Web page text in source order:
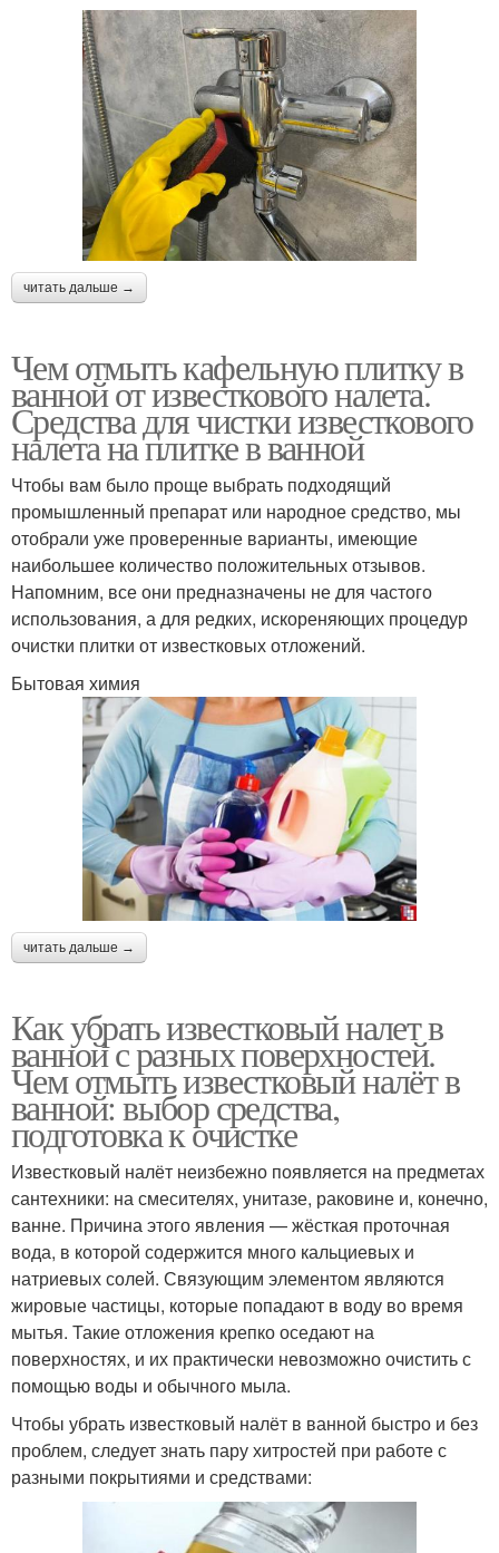
читать дальше →
Чем отмыть кафельную плитку в
ванной от известкового налета.
Средства для чистки известкового
налета на плитке в ванной
Чтобы вам было проще выбрать подходящий
промышленный препарат или народное средство, мы
отобрали уже проверенные варианты, имеющие
наибольшее количество положительных отзывов.
Напомним, все они предназначены не для частого
использования, а для редких, искореняющих процедур
очистки плитки от известковых отложений.
Бытовая химия
читать дальше →
Как убрать известковый налет в
ванной с разных поверхностей.
Чем отмыть известковый налёт в
ванной: выбор средства,
подготовка к очистке
Известковый налёт неизбежно появляется на предметах
сантехники: на смесителях, унитазе, раковине и, конечно,
ванне. Причина этого явления — жёсткая проточная
вода, в которой содержится много кальциевых и
натриевых солей. Связующим элементом являются
жировые частицы, которые попадают в воду во время
мытья. Такие отложения крепко оседают на
поверхностях, и их практически невозможно очистить с
помощью воды и обычного мыла.
Чтобы убрать известковый налёт в ванной быстро и без
проблем, следует знать пару хитростей при работе с
разными покрытиями и средствами: